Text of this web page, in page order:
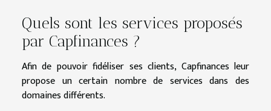
Quels sont les services proposés
par Capfinances ?
Afin de pouvoir fidéliser ses clients, Capfinances leur
propose un certain nombre de services dans des
domaines différents.